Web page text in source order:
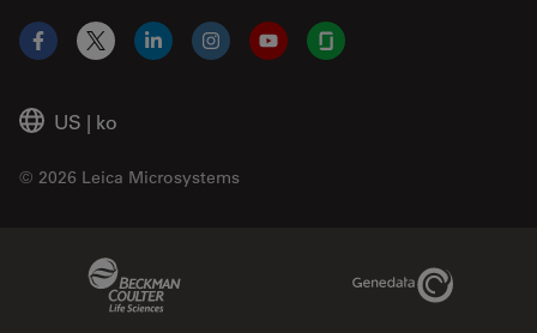
US | ko
© 2026 Leica Microsystems
Facebook
X LinkedInInstagramYouTubeGlassdoor
Genedata Link